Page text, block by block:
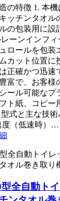
の特徴 1. 本
ッチンタオル
の包装用に設
ーンインフィ
ロールを包装
カット位置に
正確かつ迅速
富で、お客様
ール可能なプ
ト紙、コピー
式と主な技
度（低速時）…
全自動ト